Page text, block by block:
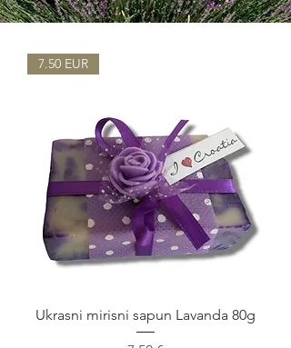
7.50 EUR
Ukrasni mirisni sapun Lavanda 80g